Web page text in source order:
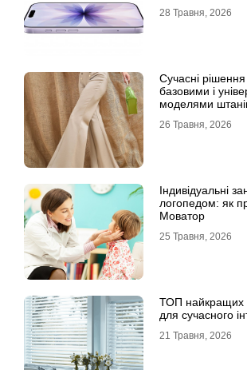
28 Травня, 2026
Сучасні
базовими і
моделями
26 Травня, 2026
Індивідуальні
логопедом: як
Моватор
25 Травня, 2026
ТОП найкращих
для сучасного
21 Травня, 2026